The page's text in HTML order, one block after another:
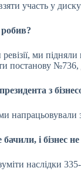
участь у
ми
постанову
з
напрацьовували
і бізнес
наслідки